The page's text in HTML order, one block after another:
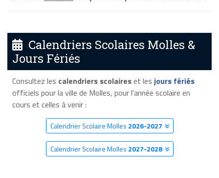
Calendriers Scolaires Molles &
Jours Fériés
Consultez les calendriers scolaireset les jours fériés
officiels pour la ville de Molles, pour l'année scolaire en
cours et celles à venir :
Calendrier Scolaire Molles 2026-2027
Calendrier Scolaire Molles 2027-2028